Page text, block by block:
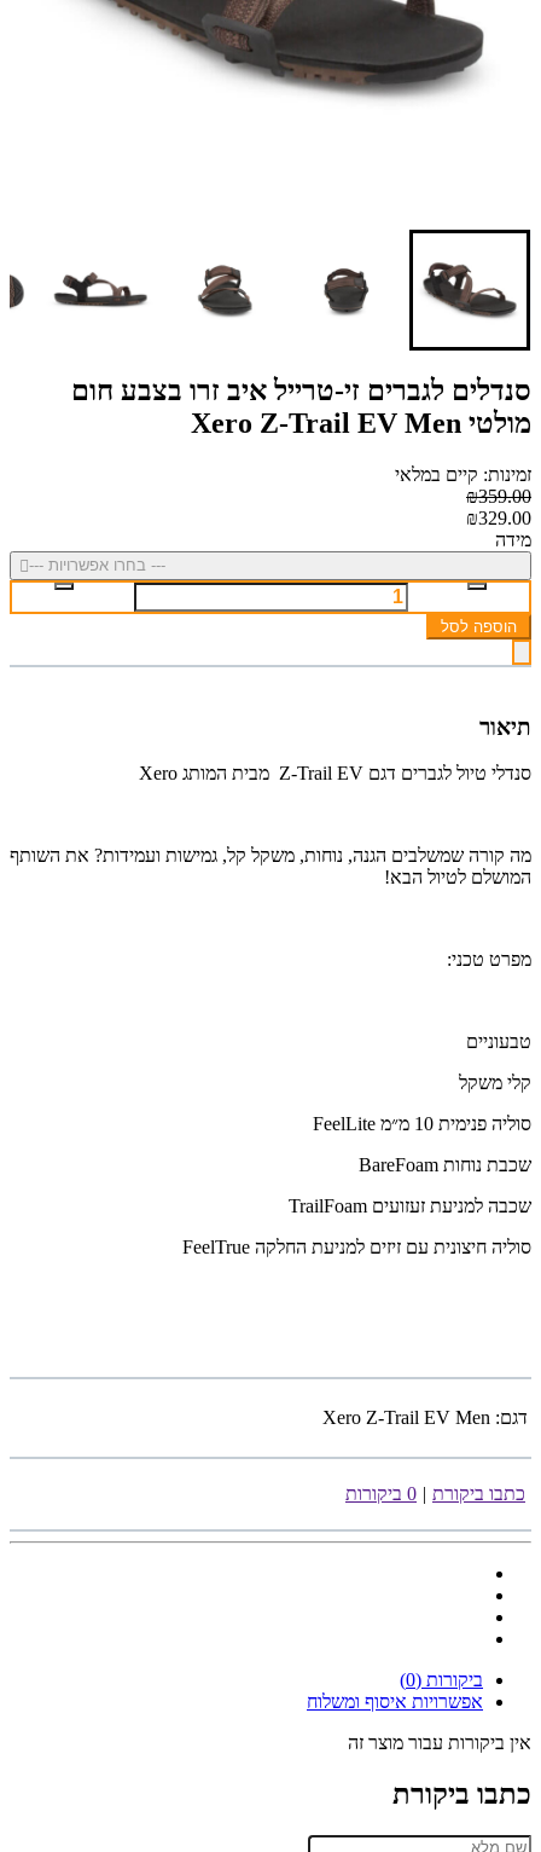
סנדלים לגברים זי-טרייל איב זרו בצבע חום
מולטי Xero Z-Trail EV Men
זמינות: קיים במלאי
₪359.00
₪329.00
מידה
--- בחרו אפשרויות ---
הוספה לסל
תיאור
סנדלי טיול לגברים דגם Z-Trail EV מבית המותג Xero
מה קורה שמשלבים הגנה, נוחות, משקל קל, גמישות ועמידות? את השותף
המושלם לטיול הבא!
מפרט טכני:
טבעוניים
קלי משקל
סוליה פנימית 10 מ״מ FeelLite
שכבת נוחות BareFoam
שכבה למניעת זעזועים TrailFoam
סוליה חיצונית עם זיזים למניעת החלקה FeelTrue
דגם: Xero Z-Trail EV Men
כתבו ביקורת | 0 ביקורות
ביקורות (0)
אפשרויות איסוף ומשלוח
אין ביקורות עבור מוצר זה
כתבו ביקורת